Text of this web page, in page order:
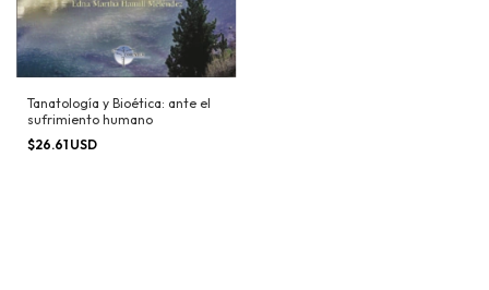
Tanatología y Bioética: ante el
sufrimiento humano
$26.61 USD